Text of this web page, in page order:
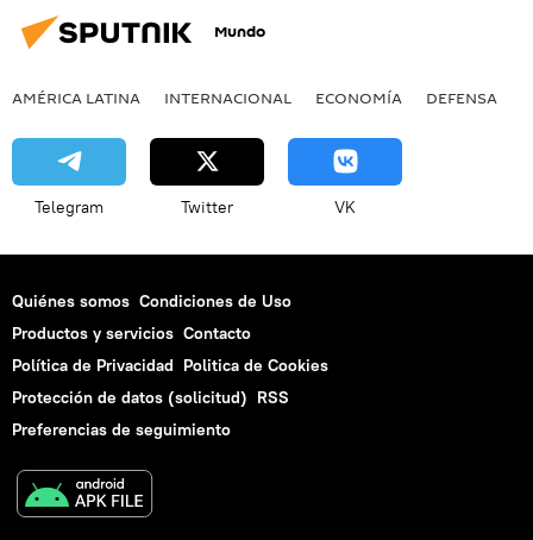
Mundo
AMÉRICA LATINA INTERNACIONAL ECONOMÍA DEFENSA
Telegram Twitter VK
Quiénes somos Condiciones de Uso
Productos y servicios Contacto
Política de Privacidad Politica de Cookies
Protección de datos (solicitud) RSS
Preferencias de seguimiento